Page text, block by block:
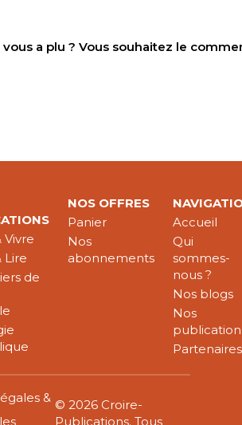
a plu ? Vous souhaitez le
Vivre
Lire
de
NOS OFFRES
Panier
Nos
abonnements
Accueil
Qui
sommes-
nous ?
Nos blogs
Nos
Partenaires
& © 2026 Croire-
Publications. Tous